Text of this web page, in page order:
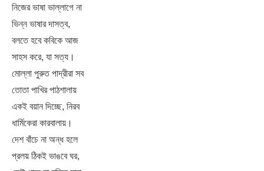
নিজের ভাষা ভাল্লাগে না
ভিন্ন ভাষার দাসত্ব,
বলতে হবে কবিকে আজ
সাহস করে, যা সত্য।
মোল্লা পুরুত পাদ্রীরা সব
তোতা পাখির পাঠশালায়
একই বয়ান দিচ্ছে, নিরব
ধার্মিকেরা কারবালায়।
দেশ বাঁচে না অন্ধ হলে
প্রলয় ঠিকই ভাঙবে ঘর,